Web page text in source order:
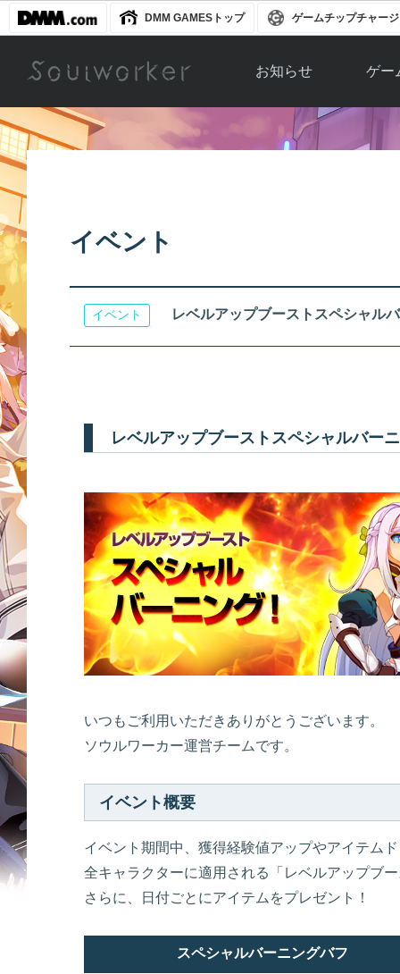
DMM GAMESトップ ゲームチップチャージ
お知らせ
お知らせ一覧
ゲー
ソウ
アップ
イベント
イベント レベルアップブーストスペシャル
レベルアップブーストスペシャルバー
いつもご利用いただきありがとうございます。
ソウルワーカー運営チームです。
イベント概要
イベント期間中、獲得経験値アップやアイテム
全キャラクターに適用される「レベルアップブ
さらに、日付ごとにアイテムをプレゼント！
スペシャルバーニングバフ